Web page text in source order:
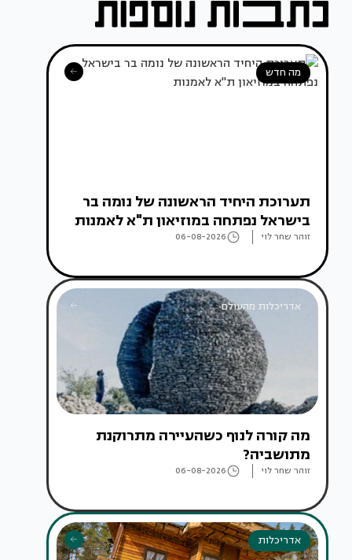
מה חדש
תערוכת היחיד הראשונה של נומה בר
בישראל נפתחה במוזיאון ת"א לאמנות
זוהר שחר לוי 06-08-2026
אדריכלות מהעולם
מה קורה לנוף כשהעיירה מתרוקנת
מתושביה?
זוהר שחר לוי 06-08-2026
אדריכלות